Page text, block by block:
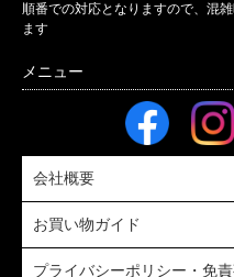
順番での対応となりますので、混
ます
会社概要
お買い物ガイド
プライバシーポリシー・免